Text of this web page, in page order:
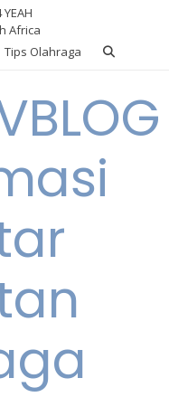
Africa
Tips Olahraga